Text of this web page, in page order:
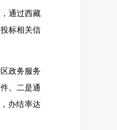
通过西藏
标相关信
政务服务
。二是通
办结率达